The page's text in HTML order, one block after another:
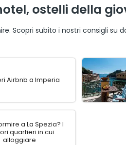
ostelli della
Scopri subito i nostri consigli su
Airbnb a Imperia
a La Spezia? I
quartieri in cui
alloggiare